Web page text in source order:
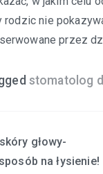
nie
przez
stomatolog
głowy-
na łysienie!